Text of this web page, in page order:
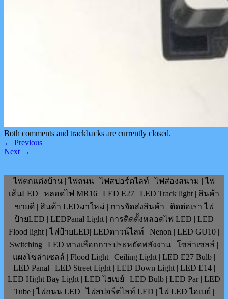
Both comments and trackbacks are currently closed.
← Previous
Next →
ไฟตกแต่งบ้าน | ไฟถนน | ไฟสปอร์ตไลท์ | ไฟส่องสนาม | ไฟ
เส้นLED | หลอดไฟ MR16 | LED E27 | LED Track light | สินค้า
ขายดี | สินค้า LEDมาใหม่ | การจัดส่งสินค้า | ติดต่อเรา ไฟ
ป้ายLED | LEDPanal Light | การติดตั้งหลอดไฟ LED | LED
Flood light | ไฟป้ายLED| LEDดาวน์ไลท์ | Nenon | LED GU10 |
Switching | LED ทางเลือกการประหยัดพลังงาน | โซล่าเซลล์ |
แผงโซล่าเซลล์ | Flood Light | Ceiling Light | LED E27 Bulb |
LED Panal | LED Street Light | LED Down Light | LED E14 |
LED Hight Bay Light | LED ไฮเบย์ | LED Bulb | LED Par | LED
Tube | ไฟถนน LED | ไฟสปอร์ตไลท์ LED | ไฟ LED ไฮเบย์ |